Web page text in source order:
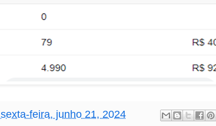
sexta-feira, junho 21, 2024